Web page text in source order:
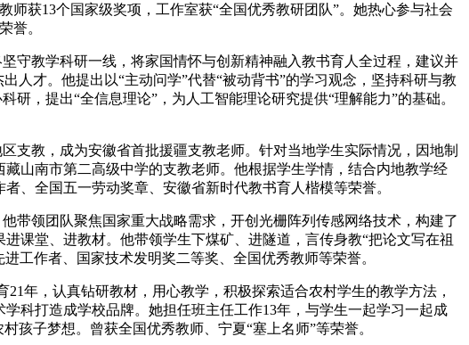
获13个国家级奖项，工作室获“全国优秀教研团队”。她热心参与社会
誉。
教学科研一线，将家国情怀与创新精神融入教书育人全过程，建议并
人才。他提出以“主动问学”代替“被动背书”的学习观念，坚持科研与教
提出“全信息理论”，为人工智能理论研究提供“理解能力”的基础。
教，成为安徽省首批援疆支教老师。针对当地学生实际情况，因地制
山南市第二高级中学的支教老师。他根据学生学情，结合内地教学经
、全国五一劳动奖章、安徽省新时代教书育人楷模等荣誉。
领团队聚焦国家重大战略需求，开创光栅阵列传感网络技术，构建了
课堂、进教材。他带领学生下煤矿、进隧道，言传身教“把论文写在祖
工作者、国家技术发明奖二等奖、全国优秀教师等荣誉。
年，认真钻研教材，用心教学，积极探索适合农村学生的教学方法，
科打造成学校品牌。她担任班主任工作13年，与学生一起学习一起成
孩子梦想。曾获全国优秀教师、宁夏“塞上名师”等荣誉。